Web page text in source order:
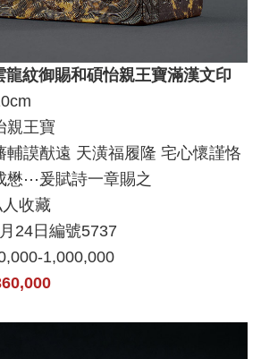
紋御賜和碩怡親王寶滿漢文印
親王寶
輔謨猷遠 天潢福履隆 宅心懷謹恪
懋⋯爰賦詩一章賜之
收藏
24日編號5737
1,000,000